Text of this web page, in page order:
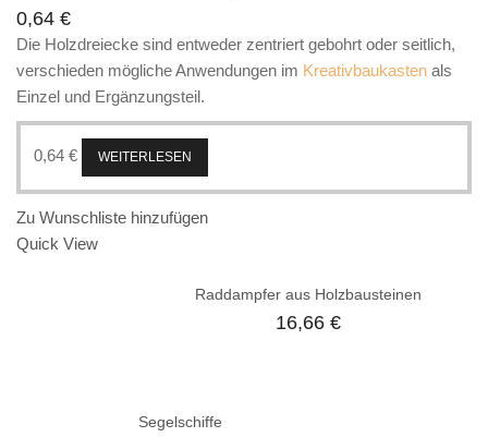
0,64 €
Die Holzdreiecke sind entweder zentriert gebohrt oder seitlich,
verschieden mögliche Anwendungen im Kreativbaukasten als
Einzel und Ergänzungsteil.
0,64 € WEITERLESEN
Zu Wunschliste hinzufügen
Quick View
Raddampfer aus Holzbausteinen
16,66 €
Segelschiffe